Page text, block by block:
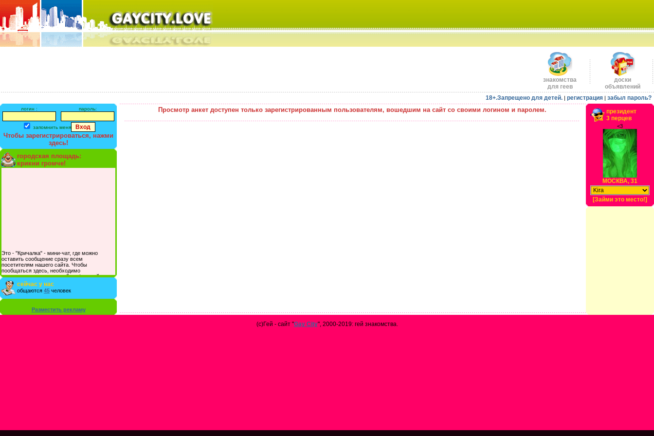
знакомства
для геев
доски
объявлений
18+.Запрещено для детей. | регистрация | забыл пароль?
логин : пароль:
запомнить меня
Чтобы зарегистрироваться, нажми
здесь!
городская площадь:
крикни громче!
Это - "Кричалка" - мини-чат, где можно
оставить сообщение сразу всем
посетителям нашего сайта. Чтобы
пообщаться здесь, необходимо
зарегистрироваться на сайте и/или войти со
своими логином и паролем.
сейчас у нас
общаются 45 человек
Разместить рекламу
Просмотр анкет доступен только зарегистрированным пользователям, вошедшим на сайт со своими логином и паролем.
президент
3 перцев
<3
МОСКВА, 31
[Займи это место!]
(с)Гей - сайт "Gay City", 2000-2019: гей знакомства.